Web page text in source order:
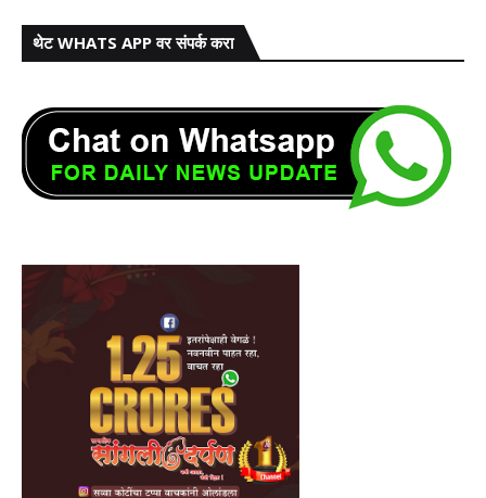
थेट WHATS APP वर संपर्क करा